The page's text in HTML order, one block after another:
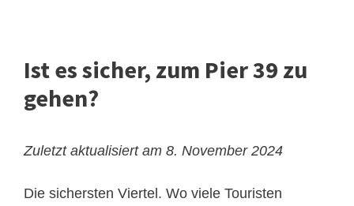
Ist es sicher, zum Pier 39 zu
gehen?
Zuletzt aktualisiert am 8. November 2024
Die sichersten Viertel. Wo viele Touristen